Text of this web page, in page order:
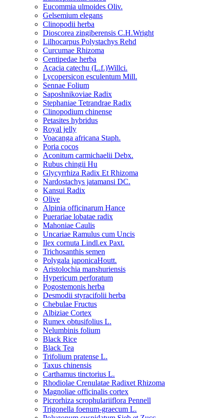
Eucommia ulmoides Oliv.
Gelsemium elegans
Clinopodii herba
Dioscorea zingiberensis C.H.Wright
Lilhocarpus Polystachys Rehd
Curcumae Rhizoma
Centipedae herba
Acacia catechu (L.f.)Willci.
Lycopersicon esculentum Mill.
Sennae Folium
Saposhnikoviae Radix
Stephaniae Tetrandrae Radix
Clinopodium chinense
Petasites hybridus
Royal jelly
Voacanga africana Staph.
Poria cocos
Aconitum carmichaelii Debx.
Rubus chingii Hu
Glycyrrhiza Radix Et Rhizoma
Nardostachys jatamansi DC.
Kansui Radix
Olive
Alpinia officinarum Hance
Puerariae lobatae radix
Mahoniae Caulis
Uncariae Ramulus cum Uncis
Ilex cornuta Lindl.ex Paxt.
Trichosanthis semen
Polygala japonicaHoutt.
Aristolochia manshuriensis
Hypericum perforatum
Pogostemonis herba
Desmodii styracifolii herba
Chebulae Fructus
Albiziae Cortex
Rumex obtusifolius L.
Nelumbinis folium
Black Rice
Black Tea
Trifolium pratense L.
Taxus chinensis
Carthamus tinctorius L.
Rhodiolae Crenulatae Radixet Rhizoma
Magnoliae officinalis cortex
Picrorhiza scrophulariiflora Pennell
Trigonella foenum-graecum L.